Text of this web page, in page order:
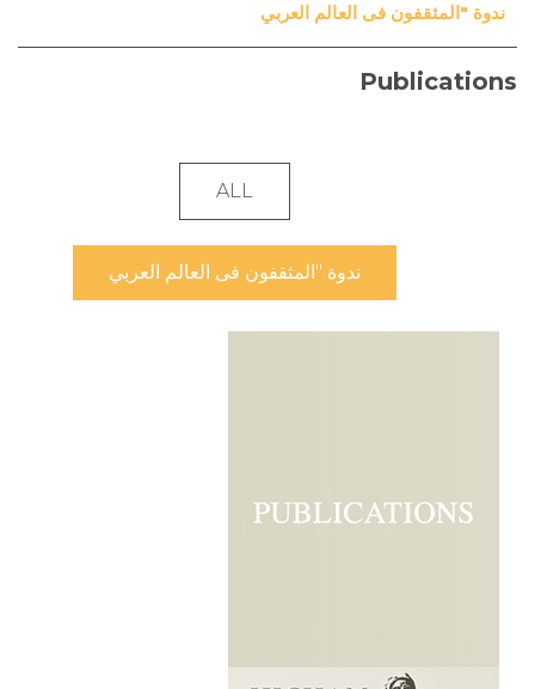
ندوة "المثقفون فى العالم العربي
Publications
ALL
ندوة "المثقفون فى العالم العربي